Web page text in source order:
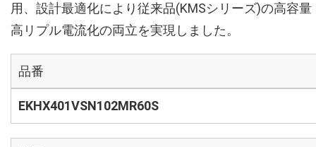
用、設計最適化により従来品(KMSシリーズ)の高容量
高リプル電流化の両立を実現しました。
品番
EKHX401VSN102MR60S